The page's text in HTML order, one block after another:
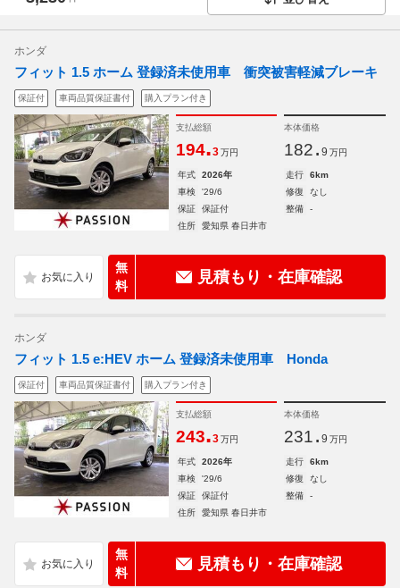
ホンダ
フィット 1.5 ホーム 登録済未使用車 衝突被害軽減ブレーキ
保証付 車両品質保証書付 購入プラン付き
支払総額
194.3 万円
本体価格
182. 9 万円
年式 2026年 走行
6km
車検
'29/6 修復
なし
保証
保証付 整備
-
住所
愛知県 春日井市
無
料
見積もり・在庫確認
ホンダ
フィット 1.5 e:HEV ホーム 登録済未使用車 Honda
保証付 車両品質保証書付 購入プラン付き
支払総額
243.3 万円
本体価格
231. 9 万円
年式 2026年 走行
6km
車検
'29/6 修復
なし
保証
保証付 整備
-
住所
愛知県 春日井市
無
料
見積もり・在庫確認